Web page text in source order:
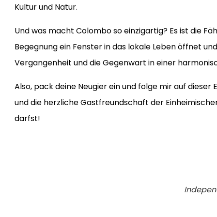
Kultur und Natur.
Und was macht Colombo so einzigartig? Es ist die
Begegnung ein Fenster in das lokale Leben öffnet
Vergangenheit und die Gegenwart in einer
Also, pack deine Neugier ein und folge mir auf
und die herzliche Gastfreundschaft der
darfst!